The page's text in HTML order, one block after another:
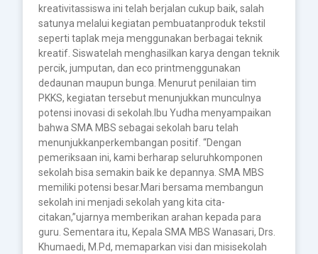
kreativitassiswa ini telah berjalan cukup baik, salah
satunya melalui kegiatan pembuatanproduk tekstil
seperti taplak meja menggunakan berbagai teknik
kreatif. Siswatelah menghasilkan karya dengan teknik
percik, jumputan, dan eco printmenggunakan
dedaunan maupun bunga. Menurut penilaian tim
PKKS, kegiatan tersebut menunjukkan munculnya
potensi inovasi di sekolah.Ibu Yudha menyampaikan
bahwa SMA MBS sebagai sekolah baru telah
menunjukkanperkembangan positif. “Dengan
pemeriksaan ini, kami berharap seluruhkomponen
sekolah bisa semakin baik ke depannya. SMA MBS
memiliki potensi besar.Mari bersama membangun
sekolah ini menjadi sekolah yang kita cita-
citakan,”ujarnya memberikan arahan kepada para
guru. Sementara itu, Kepala SMA MBS Wanasari, Drs.
Khumaedi, M.Pd, memaparkan visi dan misisekolah